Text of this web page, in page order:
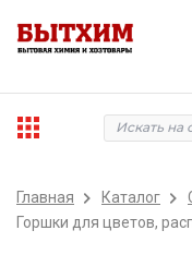
Главная Каталог
Горшки для цветов,